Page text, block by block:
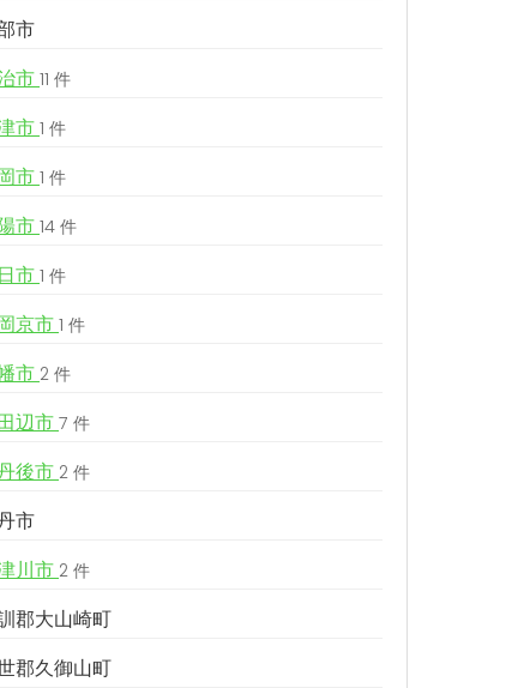
市
市 11 件
市 1 件
市 1 件
市 14 件
市1 件
京市 1 件
市 2 件
辺市 7 件
後市 2 件
市
川市 2 件
郡大山崎町
郡久御山町